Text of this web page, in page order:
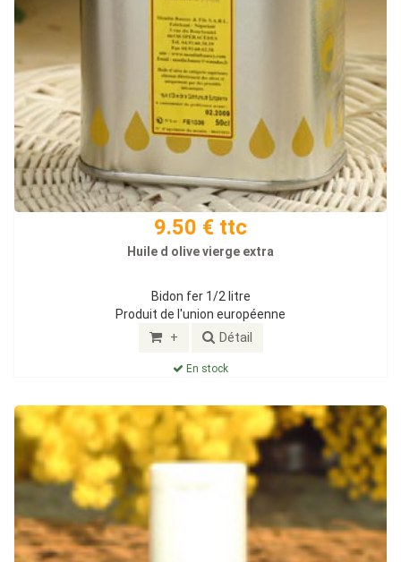
9.50 € ttc
Huile d olive vierge extra
Bidon fer 1/2 litre
Produit de l'union européenne
+ Détail
En stock